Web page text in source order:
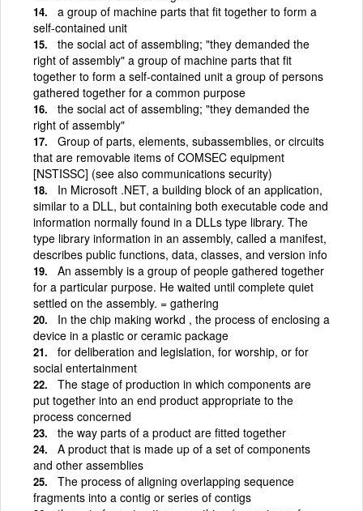
a group of machine parts that fit together to form a
self-contained unit
the social act of assembling; "they demanded the
right of assembly" a group of machine parts that fit
together to form a self-contained unit a group of persons
gathered together for a common purpose
the social act of assembling; "they demanded the
right of assembly"
Group of parts, elements, subassemblies, or circuits
that are removable items of COMSEC equipment
[NSTISSC] (see also communications security)
In Microsoft .NET, a building block of an application,
similar to a DLL, but containing both executable code and
information normally found in a DLLs type library. The
type library information in an assembly, called a manifest,
describes public functions, data, classes, and version info
An assembly is a group of people gathered together
for a particular purpose. He waited until complete quiet
settled on the assembly. = gathering
In the chip making workd , the process of enclosing a
device in a plastic or ceramic package
for deliberation and legislation, for worship, or for
social entertainment
The stage of production in which components are
put together into an end product appropriate to the
process concerned
the way parts of a product are fitted together
A product that is made up of a set of components
and other assemblies
The process of aligning overlapping sequence
fragments into a contig or series of contigs